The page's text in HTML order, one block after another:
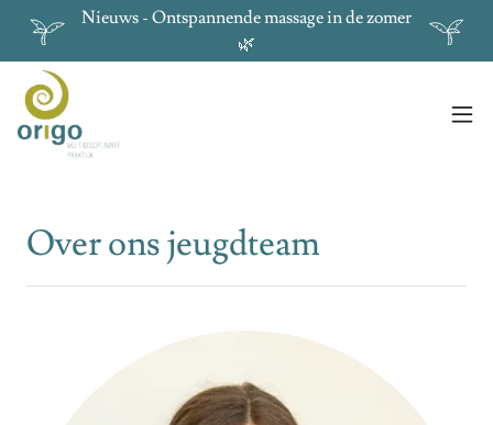
Nieuws - Ontspannende massage in de zomer
🌿
Over ons jeugdteam